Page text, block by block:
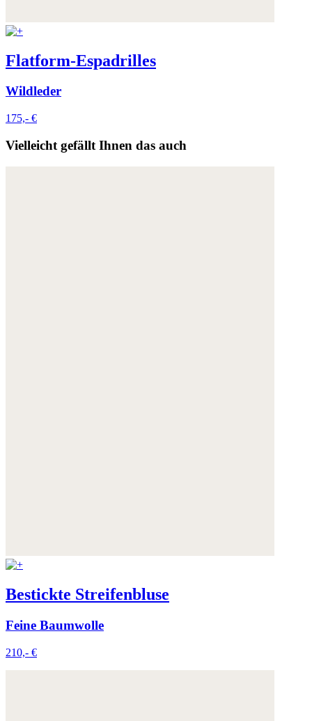
Flatform-Espadrilles
Wildleder
175,- €
Vielleicht gefällt Ihnen das auch
Bestickte Streifenbluse
Feine Baumwolle
210,- €